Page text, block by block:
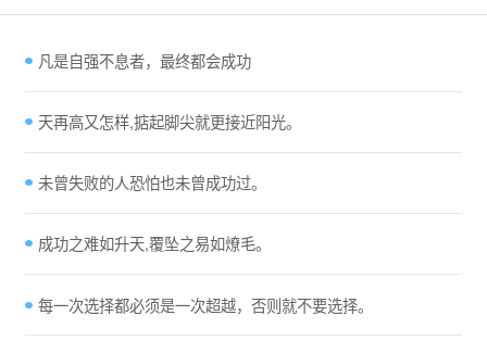
凡是自强不息者，最终都会成功
天再高又怎样,掂起脚尖就更接近阳光。
未曾失败的人恐怕也未曾成功过。
成功之难如升天,覆坠之易如燎毛。
每一次选择都必须是一次超越，否则就不要选择。